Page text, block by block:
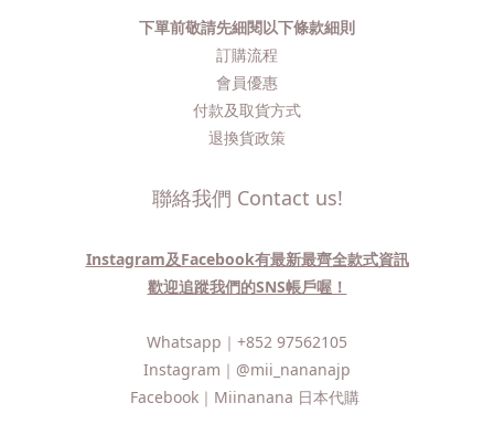
下單前敬請先細閱以下條款細則
訂購流程​
會員優惠
付款及取貨方式
退換貨政策
聯絡我們 Contact us!
Instagram及Facebook有最新最齊全款式資訊
歡迎追蹤我們的SNS帳戶喔！
Whatsapp｜ +852 97562105
Instagram｜ @mii_nananajp
Facebook｜ Miinanana 日本代購